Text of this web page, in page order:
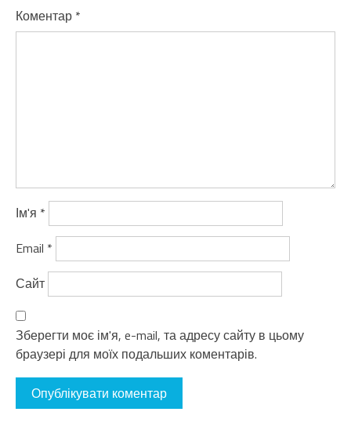
Коментар *
Ім'я *
Email *
Сайт
Зберегти моє ім'я, e-mail, та адресу сайту в цьому
браузері для моїх подальших коментарів.